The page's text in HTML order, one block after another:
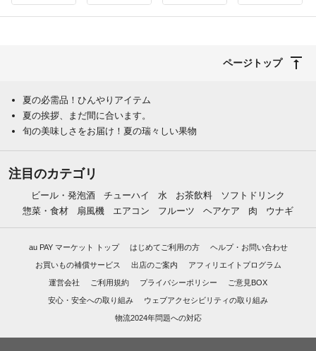
ページトップ
夏の必需品！ひんやりアイテム
夏の挨拶、まだ間に合います。
旬の美味しさをお届け！夏の瑞々しい果物
注目のカテゴリ
ビール・発泡酒 チューハイ 水 お茶飲料
ソフトドリンク
惣菜・食材
扇風機 エアコン フルーツ ヘアケア 肉 ウナギ
au PAY マーケット トップ はじめてご利用の方 ヘルプ・お問い合わせ
お買いもの補償サービス 出店のご案内 アフィリエイトプログラム
運営会社 ご利用規約 プライバシーポリシー ご意見BOX
安心・安全への取り組み ウェブアクセシビリティの取り組み
物流2024年問題への対応